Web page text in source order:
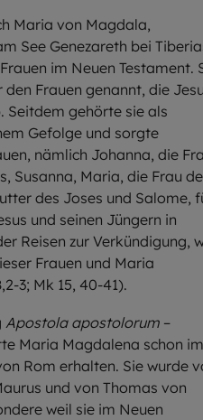
Maria von Magdala,
See Genezareth bei
im Neuen Testament.
Frauen genannt, die
Seitdem gehörte sie als
Gefolge und sorgte
nämlich Johanna, die
Susanna, Maria, die Frau
des Joses und Salome,
und seinen Jüngern in
Reisen zur Verkündigung,
Frauen und Maria
3; Mk 15, 40-41).
Apostola apostolorum –
Maria Magdalena schon
Rom erhalten. Sie wurde
und von Thomas von
weil sie im Neuen